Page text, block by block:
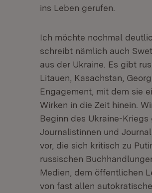
ins Leben gerufen.
Ich möchte nochmal
schreibt nämlich auch
aus der Ukraine. Es gibt
Litauen, Kasachstan,
Engagement, mit dem sie
Wirken in die Zeit hinein.
Beginn des Ukraine-
Journalistinnen und
vor, die sich kritisch zu
russischen
Medien, dem öffentlichen
von fast allen